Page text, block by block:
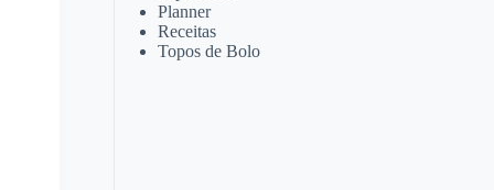
Planner
Receitas
Topos de Bolo